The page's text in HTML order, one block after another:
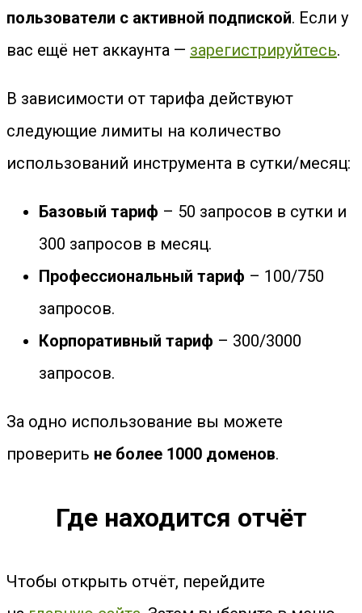
пользователи с активной подпиской. Если у
вас ещё нет аккаунта — зарегистрируйтесь.
В зависимости от тарифа действуют
следующие лимиты на количество
использований инструмента в сутки/месяц:
Базовый тариф – 50 запросов в сутки и
300 запросов в месяц.
Профессиональный тариф – 100/750
запросов.
Корпоративный тариф – 300/3000
запросов.
За одно использование вы можете
проверить не более 1000 доменов.
Где находится отчёт
Чтобы открыть отчёт, перейдите